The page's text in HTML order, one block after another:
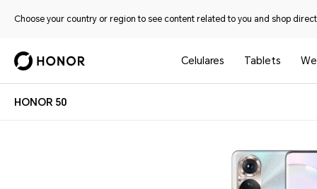
Choose your country or region to see content related to you and shop
Celulares Tablets
HONOR 50